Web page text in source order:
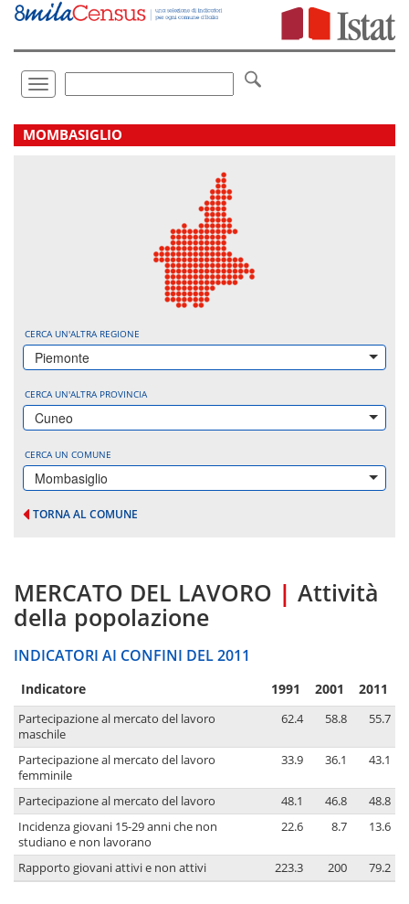
Vai
direttamente
Toggle
navigation
.
MOMBASIGLIO
CERCA UN'ALTRA REGIONE
Piemonte
CERCA UN'ALTRA PROVINCIA
Cuneo
CERCA UN COMUNE
Mombasiglio
TORNA AL COMUNE
MERCATO DEL LAVORO | Attività
della popolazione
INDICATORI AI CONFINI DEL 2011
Indicatore 1991 2001 2011
Partecipazione al mercato del lavoro
maschile
62.4 58.8 55.7
Partecipazione al mercato del lavoro
femminile
33.9 36.1 43.1
Partecipazione al mercato del lavoro 48.1 46.8
48.8
Incidenza giovani 15-29 anni che non
studiano e non lavorano
22.6 8.7 13.6
Rapporto giovani attivi e non attivi 223.3 200 79.2